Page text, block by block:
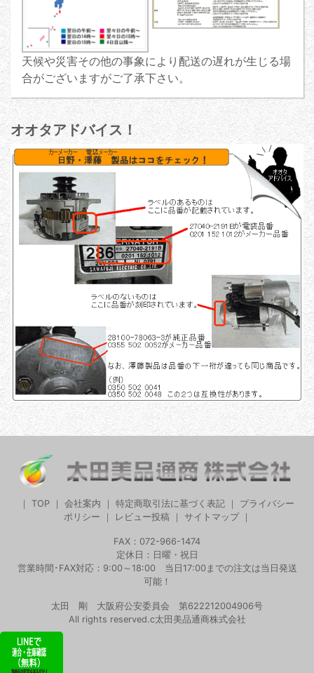
天候や災害その他の事象により配送の遅れが生じる場
合がございますがご了承下さい。
オオタアドバイス！
TOP 会社案内 特定商取引法に基づく表記
プライバシー
ポリシー
レビュー投稿｜ サイトマップ｜
FAX：072-966-1474
定休日：日曜・祝日
営業時間･FAX対応：9:00～18:00 当日17:00までの注文は当日発送
可能！
太田 剛 大阪府公安委員会 第622212004906号
All rights reserved.c太田美品通商株式会社